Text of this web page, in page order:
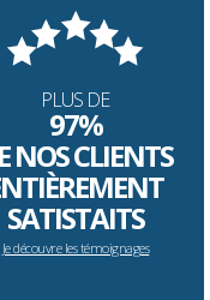
PLUS DE
97%
NOS CLIENTS
SATISTAITS
Je découvre les témoignages